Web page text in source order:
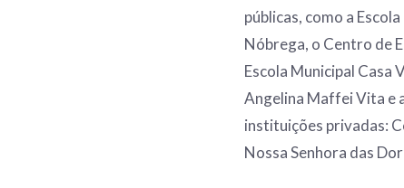
públicas, como a
Nóbrega, o Centro de
Escola Municipal Casa
Angelina Maffei Vita e
instituições privadas:
Nossa Senhora das